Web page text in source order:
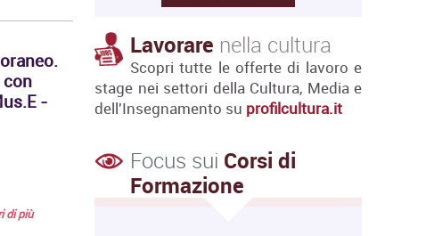
-
di più
Lavorare nella cultura
Scopri tutte le offerte di lavoro e
stage nei settori della Cultura, Media e
dell'Insegnamento su profilcultura.it
Focus sui Corsi di
Formazione